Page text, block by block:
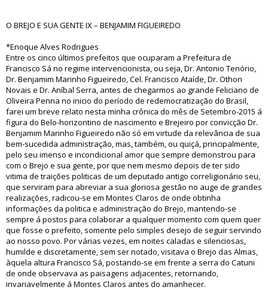
O BREJO E SUA GENTE IX – BENJAMIM FIGUEIREDO
*Enoque Alves Rodrigues
Entre os cinco últimos prefeitos que ocuparam a Prefeitura de
Francisco Sá no regime intervencionista, ou seja, Dr. Antonio Tenório,
Dr. Benjamim Marinho Figueiredo, Cel. Francisco Ataíde, Dr. Othon
Novais e Dr. Aníbal Serra, antes de chegarmos ao grande Feliciano de
Oliveira Penna no inicio do período de redemocratização do Brasil,
farei um breve relato nesta minha crônica do mês de Setembro-2015 á
figura do Belo-horizontino de nascimento e Brejeiro por convicção Dr.
Benjamim Marinho Figueiredo não só em virtude da relevância de sua
bem-sucedida administração, mas, também, ou quiçá, principalmente,
pelo seu imenso e incondicional amor que sempre demonstrou para
com o Brejo e sua gente, por que nem mesmo depois de ter sido
vitima de traições politicas de um deputado antigo correligionário seu,
que serviram para abreviar a sua gloriosa gestão no auge de grandes
realizações, radicou-se em Montes Claros de onde obtinha
informações da politica e administração do Brejo, mantendo-se
sempre á postos para colaborar a qualquer momento com quem quer
que fosse o prefeito, somente pelo simples desejo de seguir servindo
ao nosso povo. Por várias vezes, em noites caladas e silenciosas,
humilde e discretamente, sem ser notado, visitava o Brejo das Almas,
àquela altura Francisco Sá, postando-se em frente a serra do Catuni
de onde observava as paisagens adjacentes, retornando,
invariavelmente á Montes Claros antes do amanhecer.